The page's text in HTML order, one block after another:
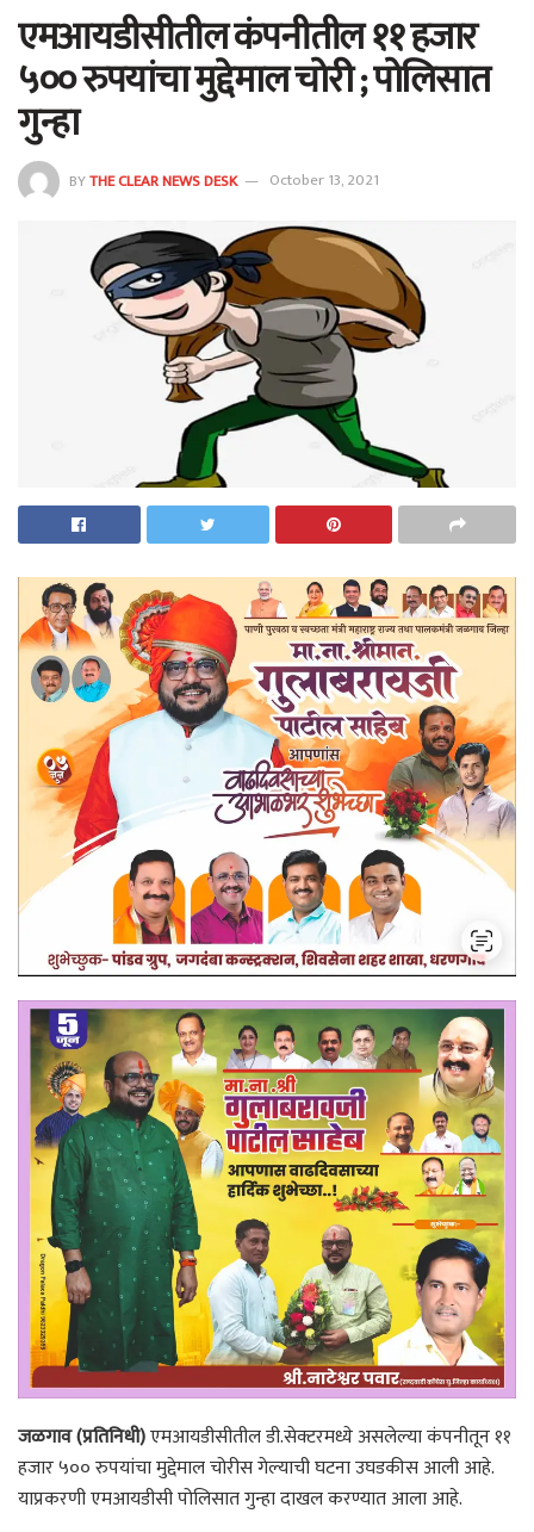
एमआयडीसीतील कंपनीतील ११ हजार
५०० रुपयांचा मुद्देमाल चोरी ; पोलिसात
गुन्हा
BYTHE CLEAR NEWS DESK October 13, 2021
जळगाव (प्रतिनिधी)एमआयडीसीतील डी.सेक्टरमध्ये असलेल्या कंपनीतून ११
हजार ५०० रुपयांचा मुद्देमाल चोरीस गेल्याची घटना उघडकीस आली आहे.
याप्रकरणी एमआयडीसी पोलिसात गुन्हा दाखल करण्यात आला आहे.